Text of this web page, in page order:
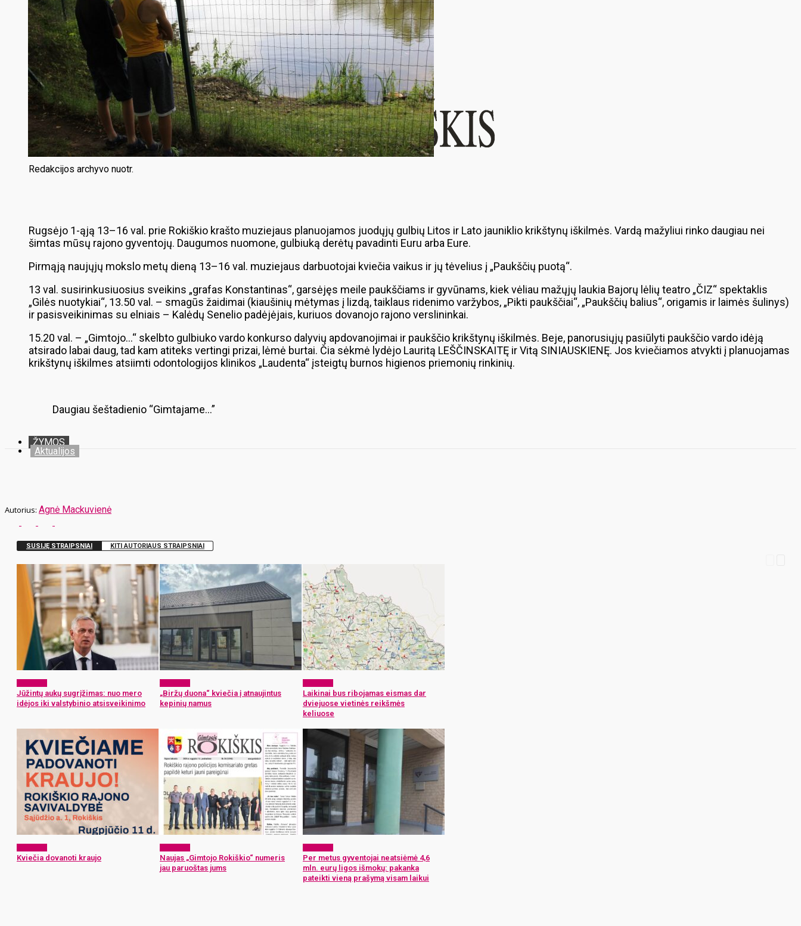
Redakcijos archyvo nuotr.
Rugsėjo 1-ąją 13–16 val. prie Rokiškio krašto muziejaus planuojamos juodųjų gulbių Litos ir Lato jauniklio krikštynų iškilmės. Vardą mažyliui rinko daugiau nei
šimtas mūsų rajono gyventojų. Daugumos nuomone, gulbiuką derėtų pavadinti Euru arba Eure.
Pirmąją naujųjų mokslo metų dieną 13–16 val. muziejaus darbuotojai kviečia vaikus ir jų tėvelius į „Paukščių puotą“.
13 val. susirinkusiuosius sveikins „grafas Konstantinas“, garsėjęs meile paukščiams ir gyvūnams, kiek vėliau mažųjų laukia Bajorų lėlių teatro „ČIZ“ spektaklis
„Gilės nuotykiai“, 13.50 val. – smagūs žaidimai (kiaušinių mėtymas į lizdą, taiklaus ridenimo varžybos, „Pikti paukščiai“, „Paukščių balius“, origamis ir laimės šulinys)
ir pasisveikinimas su elniais – Kalėdų Senelio padėjėjais, kuriuos dovanojo rajono verslininkai.
15.20 val. – „Gimtojo…“ skelbto gulbiuko vardo konkurso dalyvių apdovanojimai ir paukščio krikštynų iškilmės. Beje, panorusiųjų pasiūlyti paukščio vardo idėją
atsirado labai daug, tad kam atiteks vertingi prizai, lėmė burtai. Čia sėkmė lydėjo Lauritą LEŠČINSKAITĘ ir Vitą SINIAUSKIENĘ. Jos kviečiamos atvykti į planuojamas
krikštynų iškilmes atsiimti odontologijos klinikos „Laudenta“ įsteigtų burnos higienos priemonių rinkinių.
Daugiau šeštadienio “Gimtajame…”
ŽYMOS
Aktualijos
Agnė Mackuvienė
SUSIJĘ STRAIPSNIAI KITI AUTORIAUS STRAIPSNIAI
Jūžintų aukų sugrįžimas: nuo mero
idėjos iki valstybinio atsisveikinimo
„Biržų duona“ kviečia į atnaujintus
kepinių namus
Laikinai bus ribojamas eismas dar
dviejuose vietinės reikšmės
keliuose
Kviečia dovanoti kraujo
Naujas „Gimtojo Rokiškio“ numeris
jau paruoštas jums
Per metus gyventojai neatsiėmė 4,6
mln. eurų ligos išmokų: pakanka
pateikti vieną prašymą visam laikui